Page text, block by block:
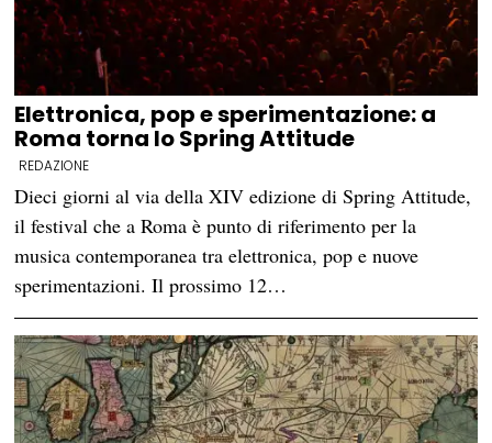
Elettronica, pop e sperimentazione: a
Roma torna lo Spring Attitude
REDAZIONE
Dieci giorni al via della XIV edizione di Spring Attitude,
il festival che a Roma è punto di riferimento per la
musica contemporanea tra elettronica, pop e nuove
sperimentazioni. Il prossimo 12…